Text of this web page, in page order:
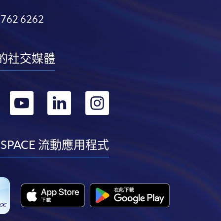
6262
社交媒體
轉
youtube
轉
linkedin
轉
instagram
流動應用程式